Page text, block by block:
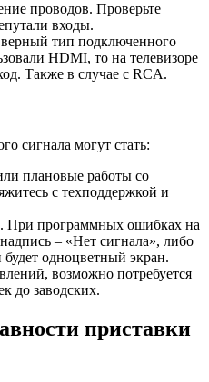
проводов. Проверьте
входы.
тип подключенного
HDMI, то на телевизоре
Также в случае с RCA.
сигнала могут стать:
плановые работы со
с техподдержкой и
При программных ошибках на
– «Нет сигнала», либо
будет одноцветный экран.
возможно потребуется
до заводских.
приставки